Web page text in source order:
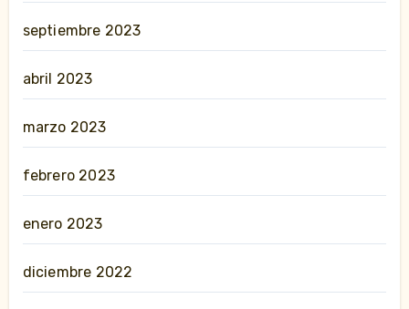
septiembre 2023
abril 2023
marzo 2023
febrero 2023
enero 2023
diciembre 2022